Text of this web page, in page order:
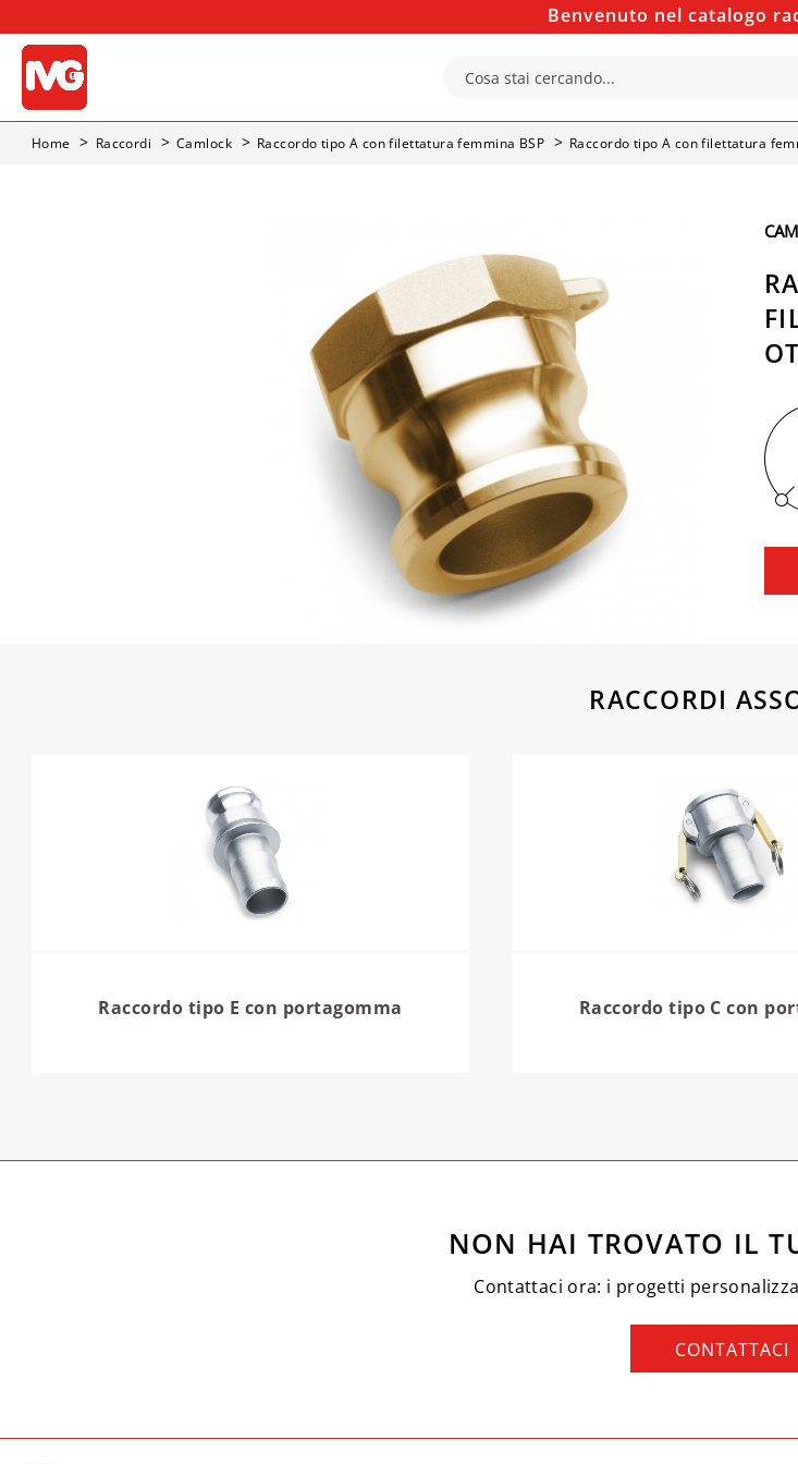
Benvenuto nel catalogo
Home Raccordi Camlock Raccordo tipo A con filettatura femmina BSP Raccordo tipo A con filettatura
RACCORDI
Raccordo tipo E con portagomma Raccordo tipo C con
NON HAI TROVATO IL
Contattaci ora: i progetti
CONTATTACI